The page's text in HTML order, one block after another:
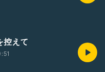
えて